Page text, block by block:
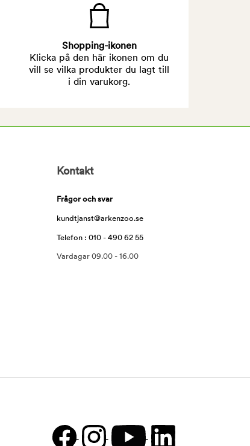
Shopping-ikonen
Klicka på den här ikonen om du
vill se vilka produkter du lagt till
i din varukorg.
Kontakt
Frågor och svar
kundtjanst@arkenzoo.se
Telefon : 010 - 490 62 55
Vardagar 09.00 - 16.00